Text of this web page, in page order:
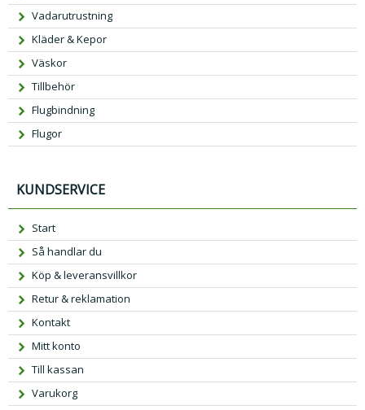
Vadarutrustning
Kläder & Kepor
Väskor
Tillbehör
Flugbindning
Flugor
KUNDSERVICE
Start
Så handlar du
Köp & leveransvillkor
Retur & reklamation
Kontakt
Mitt konto
Till kassan
Varukorg